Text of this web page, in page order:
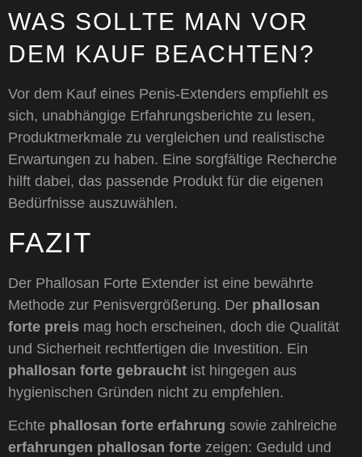
WAS SOLLTE MAN VOR
DEM KAUF BEACHTEN?
Vor dem Kauf eines Penis-Extenders empfiehlt es
sich, unabhängige Erfahrungsberichte zu lesen,
Produktmerkmale zu vergleichen und realistische
Erwartungen zu haben. Eine sorgfältige Recherche
hilft dabei, das passende Produkt für die eigenen
Bedürfnisse auszuwählen.
FAZIT
Der Phallosan Forte Extender ist eine bewährte
Methode zur Penisvergrößerung. Der phallosan
forte preis mag hoch erscheinen, doch die Qualität
und Sicherheit rechtfertigen die Investition. Ein
phallosan forte gebraucht ist hingegen aus
hygienischen Gründen nicht zu empfehlen.
Echte phallosan forte erfahrung sowie zahlreiche
erfahrungen phallosan forte zeigen: Geduld und